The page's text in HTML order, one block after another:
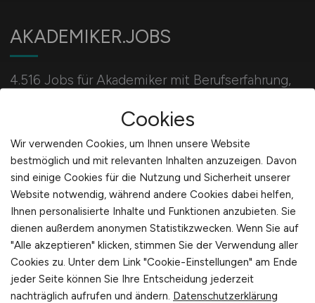
AKADEMIKER.JOBS
4.516 Jobs für Akademiker mit Berufserfahrung,
für alle Studiengänge.
Für Arbeitgeber
Stellenanzeigen schalten
Mediadaten & Konditionen
Arbeitgeber Seite
Arbeitgeber Kontakt
Cookies
Wir verwenden Cookies, um Ihnen unsere Website
bestmöglich und mit relevanten Inhalten anzuzeigen. Davon
sind einige Cookies für die Nutzung und Sicherheit unserer
Website notwendig, während andere Cookies dabei helfen,
Ihnen personalisierte Inhalte und Funktionen anzubieten. Sie
dienen außerdem anonymen Statistikzwecken. Wenn Sie auf
"Alle akzeptieren" klicken, stimmen Sie der Verwendung aller
Cookies zu. Unter dem Link "Cookie-Einstellungen" am Ende
jeder Seite können Sie Ihre Entscheidung jederzeit
nachträglich aufrufen und ändern. Datenschutzerklärung